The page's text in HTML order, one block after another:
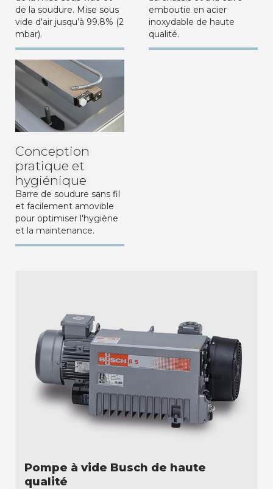
de la soudure. Mise sous
vide d'air jusqu’à 99.8% (2
mbar).
emboutie en acier
inoxydable de haute
qualité.
Conception
pratique et
hygiénique
Barre de soudure sans fil
et facilement amovible
pour optimiser l'hygiène
et la maintenance.
Pompe à vide Busch de haute
qualité